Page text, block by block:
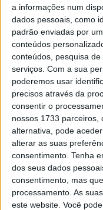
a informações num
dados pessoais, como
padrão enviadas por
conteúdos
conteúdos, pesquisa
serviços. Com a sua
poderemos usar
precisos através da
consentir o
nossos 1733 parceiros,
alternativa, pode
alterar as suas
consentimento. Tenha
dos seus dados
consentimento, mas
processamento. As
este website. Você
Jorge Martín entrou
estabelecer um novo
categoria. O piloto
368,6 km/h (229,03
rápido de sempre
O registo supera
MotoGP e
aerodinâmica e da
foi alcançada numa
num momento que
de recordes do